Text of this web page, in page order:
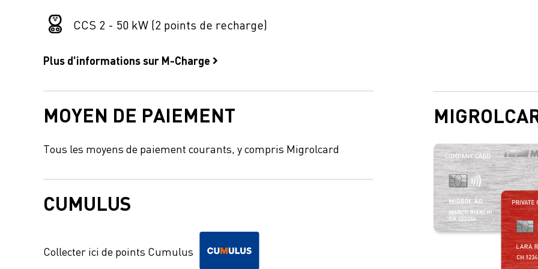
CCS 2 - 50 kW (2 points de recharge)
Plus d'informations sur M-Charge
MOYEN DE PAIEMENT
Tous les moyens de paiement courants, y compris Migrolcard
CUMULUS
Collecter ici de points Cumulus